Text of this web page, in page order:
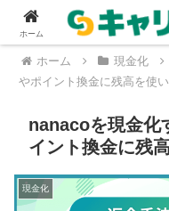
ホーム 現金化
やポイント換金に残高を使
nanacoを現金化
イント換金に残
現金化
ホーム